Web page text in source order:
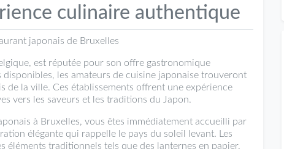
culinaire authentique
japonais de Bruxelles
est réputée pour son offre gastronomique
les amateurs de cuisine japonaise trouveront
de la ville. Ces établissements offrent une expérience
vers les saveurs et les traditions du Japon.
à Bruxelles, vous êtes immédiatement accueilli par
élégante qui rappelle le pays du soleil levant. Les
éléments traditionnels tels que des lanternes en papier,